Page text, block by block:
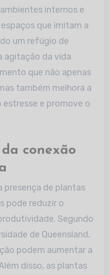
internos e
que imitam a
um refúgio de
agitação da vida
que não apenas
também melhora a
estresse e promove o
conexão
presença de plantas
pode reduzir o
Segundo
de Queensland,
podem aumentar a
disso, as plantas